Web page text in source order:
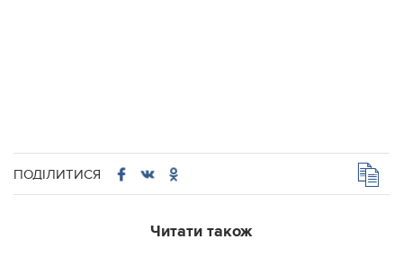
ПОДІЛИТИСЯ
Читати також